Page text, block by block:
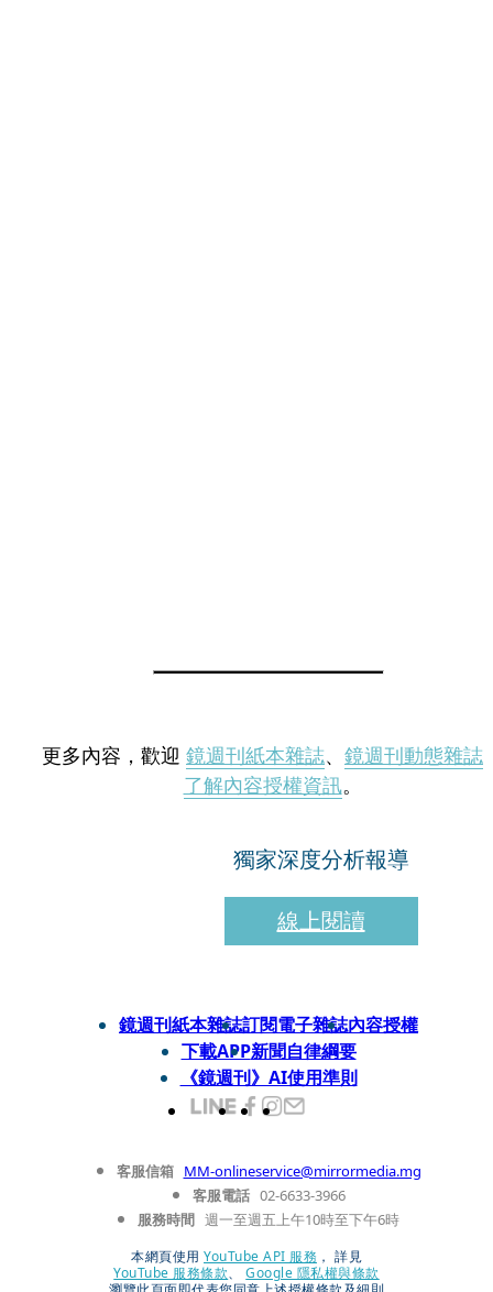
更多內容，歡迎 鏡週刊紙本雜誌、 鏡週刊動態雜誌
了解內容授權資訊。
獨家深度分析報導
線上閱讀
鏡週刊紙本雜誌訂閱電子雜誌內容授權
下載APP新聞自律綱要
《鏡週刊》AI使用準則
客服信箱 MM-onlineservice@mirrormedia.mg
客服電話 02-6633-3966
服務時間 週一至週五上午10時至下午6時
本網頁使用 YouTube API 服務 ， 詳見
YouTube 服務條款、
Google 隱私權與條款